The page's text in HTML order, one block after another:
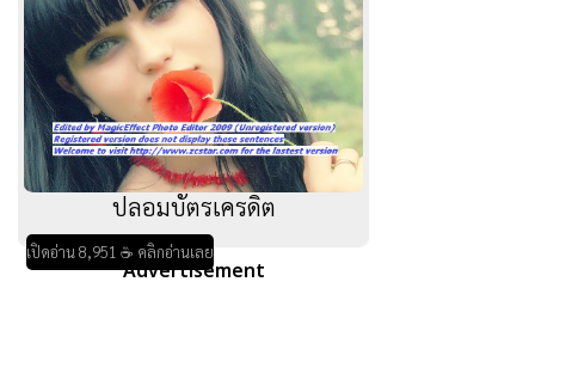
ปลอมบัตรเครดิต
เปิดอ่าน 8,951 ☕ คลิกอ่านเลย
Advertisement